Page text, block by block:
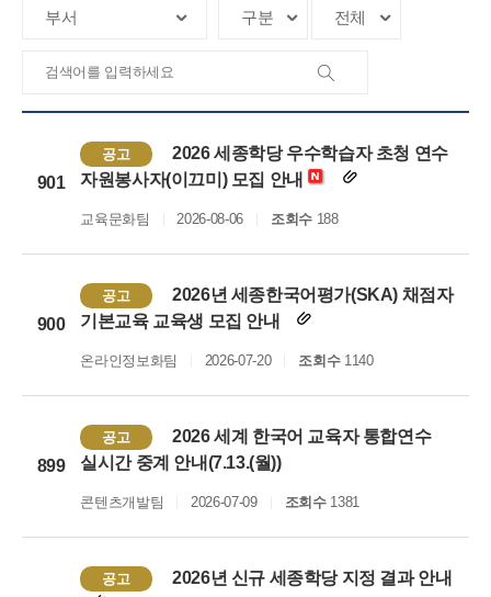
901
공고
2026 세종학당 우수학습자 초청 연수
자원봉사자(이끄미) 모집 안내
교육문화팀 2026-08-06 조회수188
900
공고
2026년 세종한국어평가(SKA) 채점자
기본교육 교육생 모집 안내
온라인정보화팀 2026-07-20 조회수1140
899
공고
2026 세계 한국어 교육자 통합연수
실시간 중계 안내(7.13.(월))
콘텐츠개발팀 2026-07-09 조회수1381
공고 2026년 신규 세종학당 지정 결과 안내